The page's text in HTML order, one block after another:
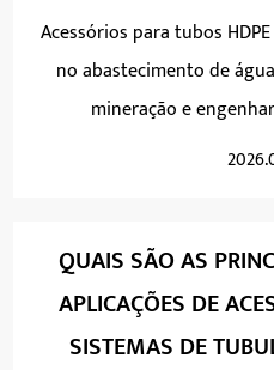
Acessórios para tubos
no abastecimento de
mineração e
QUAIS SÃO AS
APLICAÇÕES DE
SISTEMAS DE